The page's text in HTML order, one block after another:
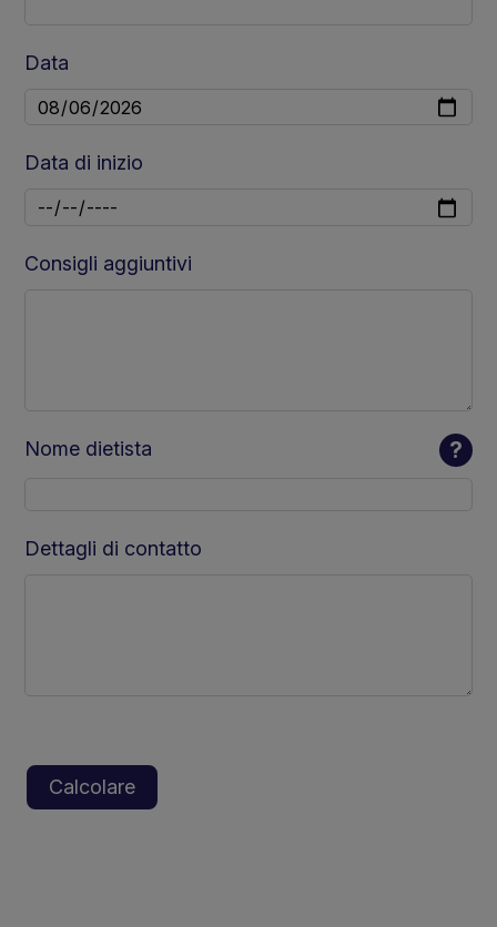
Data
Data di inizio
Consigli aggiuntivi
Nome dietista
Dettagli di contatto